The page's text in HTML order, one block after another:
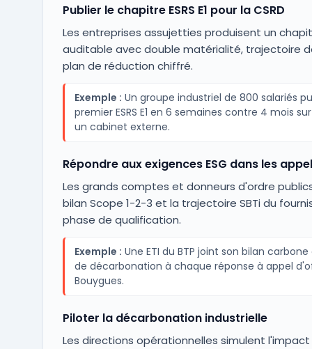
Publier le chapitre ESRS E1 pour la CSRD
Les entreprises assujetties produisent un
auditable avec double matérialité, trajectoire
plan de réduction chiffré.
Exemple : Un groupe industriel de 800 salariés
premier ESRS E1 en 6 semaines contre 4 mois
un cabinet externe.
Répondre aux exigences ESG dans les
Les grands comptes et donneurs d'ordre
bilan Scope 1-2-3 et la trajectoire SBTi du
phase de qualification.
Exemple : Une ETI du BTP joint son bilan
de décarbonation à chaque réponse à appel
Bouygues.
Piloter la décarbonation industrielle
Les directions opérationnelles simulent